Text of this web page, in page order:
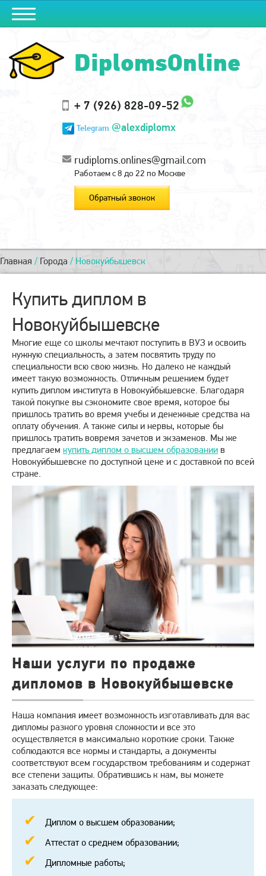
DiplomsOnline
+ 7 (926) 828-09-52
Telegram @alexdiplomx
rudiploms.onlines@gmail.com
Работаем с 8 до 22 по Москве
Обратный звонок
Главная / Города / Новокуйбышевск
Купить диплом в
Новокуйбышевске
Многие еще со школы мечтают поступить в ВУЗ и освоить
нужную специальность, а затем посвятить труду по
специальности всю свою жизнь. Но далеко не каждый
имеет такую возможность. Отличным решением будет
купить диплом института в Новокуйбышевске. Благодаря
такой покупке вы сэкономите свое время, которое бы
пришлось тратить во время учебы и денежные средства на
оплату обучения. А также силы и нервы, которые бы
пришлось тратить вовремя зачетов и экзаменов. Мы же
предлагаем купить диплом о высшем образовании в
Новокуйбышевске по доступной цене и с доставкой по всей
стране.
Наши услуги по продаже
дипломов в Новокуйбышевске
Наша компания имеет возможность изготавливать для вас
дипломы разного уровня сложности и все это
осуществляется в максимально короткие сроки. Также
соблюдаются все нормы и стандарты, а документы
соответствуют всем государством требованиям и содержат
все степени защиты. Обратившись к нам, вы можете
заказать следующее:
Диплом о высшем образовании;
Аттестат о среднем образовании;
Дипломные работы;